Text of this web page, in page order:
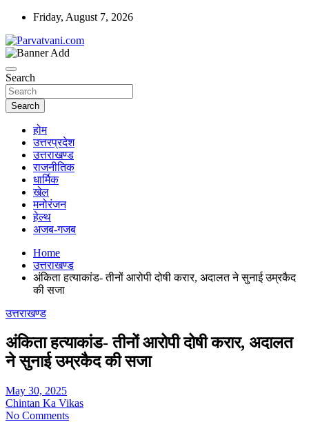
Skip
content
Friday, August 7, 2026
Parvatvani.com
Search
Search
होम
उत्तरप्रदेश
उत्तराखण्ड
राजनीतिक
धार्मिक
खेल
मनोरंजन
हेल्थ
अजब-गजब
Home
उत्तराखण्ड
अंकिता हत्याकांड- तीनों आरोपी दोषी करार, अदालत ने सुनाई उम्रकैद
की सजा
उत्तराखण्ड
अंकिता हत्याकांड- तीनों आरोपी दोषी करार, अदालत
ने सुनाई उम्रकैद की सजा
May 30, 2025
Chintan Ka Vikas
No Comments